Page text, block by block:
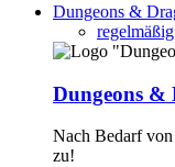
Dungeons &
regelmäßig
Dungeons &
Nach Bedarf
zu!